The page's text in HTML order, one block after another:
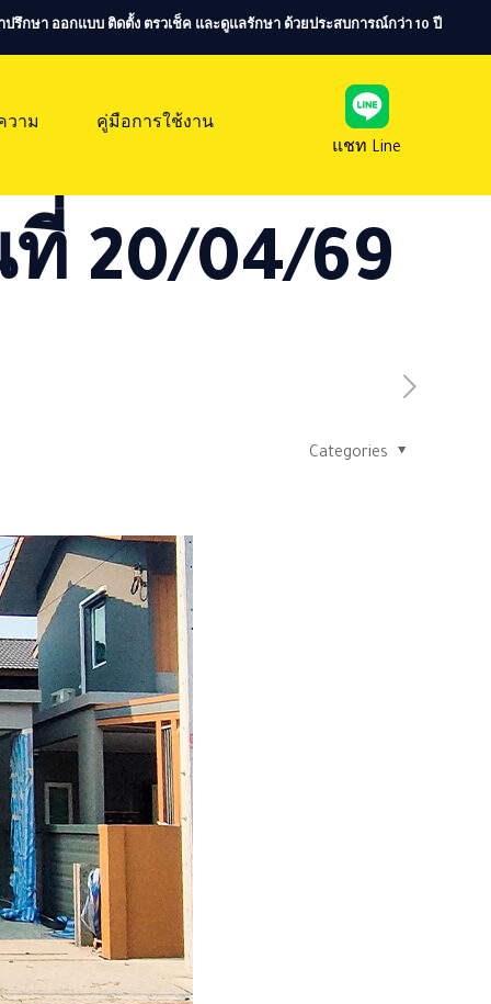
ปรึกษา ออกแบบ ติดตั้ง ตรวเช็ค และดูแลรักษา ด้วยประสบการณ์กว่า 10 ปี
วาม
คู่มือการใช้งาน
แชท Line
20/04/69
Categories